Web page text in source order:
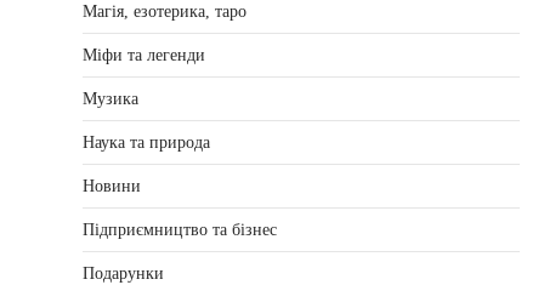
Магія, езотерика, таро
Міфи та легенди
Музика
Наука та природа
Новини
Підприємництво та бізнес
Подарунки